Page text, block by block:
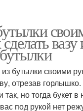
вазу
бутылки своими
отрезав
так, но тогда букет в
под рукой нет